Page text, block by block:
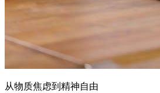
从物质焦虑到精神自由